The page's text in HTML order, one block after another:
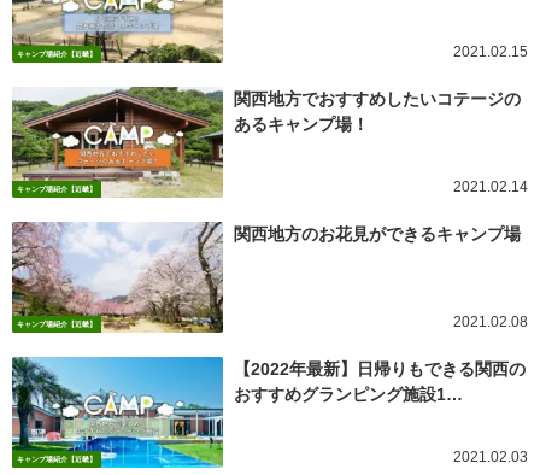
キャンプ場紹介【近畿】 2021.02.15
キャンプ場紹介【近畿】
関西地方でおすすめしたいコテージの
あるキャンプ場！
2021.02.14
キャンプ場紹介【近畿】
関西地方のお花見ができるキャンプ場
2021.02.08
キャンプ場紹介【近畿】
【2022年最新】日帰りもできる関西の
おすすめグランピング施設1…
2021.02.03